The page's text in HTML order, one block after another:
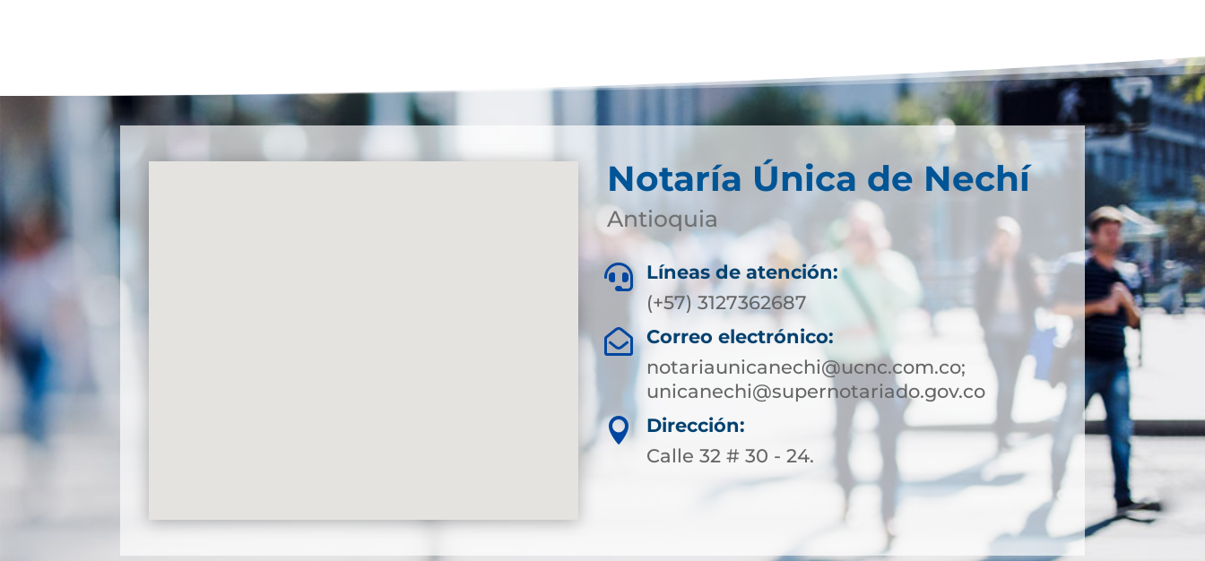
Notaría Única de Nechí
Antioquia

Líneas de atención:
(+57) 3127362687
 Correo electrónico:
notariaunicanechi@ucnc.com.co;
unicanechi@supernotariado.gov.co

Dirección:
Calle 32 # 30 - 24.